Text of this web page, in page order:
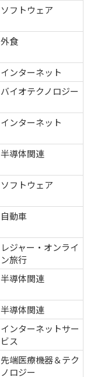
ソフトウェア
外食
インターネット
バイオテクノロジー
インターネット
半導体関連
ソフトウェア
自動車
レジャー・オンライ
ン旅行
半導体関連
半導体関連
インターネットサー
ビス
先端医療機器＆テク
ノロジー